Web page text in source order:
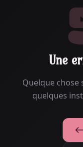
Une
Quelque chose
quelques